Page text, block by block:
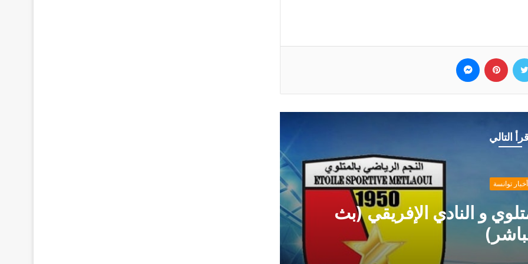
تويتر بينتيريست
التالي
أخبار توانسة
رسمي من حمدي المدب بخصوص ماهر الكنزاري